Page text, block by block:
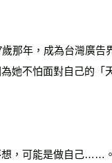
那年，成為台灣廣告
她不怕面對自己的「
，可能是做自己……